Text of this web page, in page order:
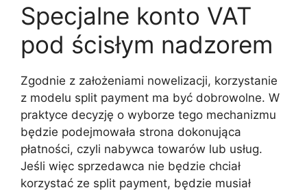
Specjalne konto VAT
pod ścisłym nadzorem
Zgodnie z założeniami nowelizacji, korzystanie
z modelu split payment ma być dobrowolne. W
praktyce decyzję o wyborze tego mechanizmu
będzie podejmowała strona dokonująca
płatności, czyli nabywca towarów lub usług.
Jeśli więc sprzedawca nie będzie chciał
korzystać ze split payment, będzie musiał